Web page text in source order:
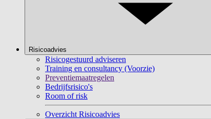
Risicoadvies
Risicogestuurd adviseren
Training en consultancy (Voorzie)
Preventiemaatregelen
Bedrijfsrisico's
Room of risk
Overzicht Risicoadvies